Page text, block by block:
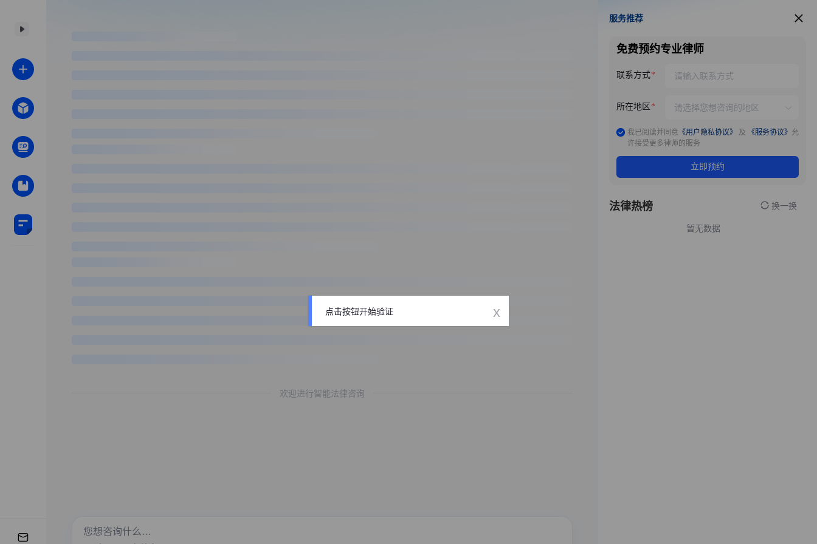
欢迎进行智能法律咨询
服务推荐
服务推荐
免费预约专业律师
联系方式
所在地区
我已阅读并同意 《用户隐私协议》 及 《服务协议》 允
许接受更多律师的服务
立即预约
法律热榜 换一换
暂无数据
点击按钮开始验证 x